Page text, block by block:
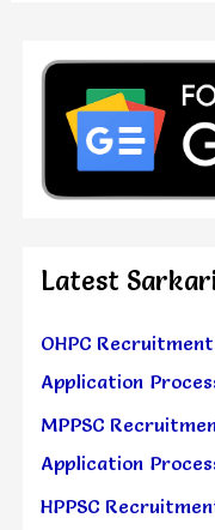
Latest
OHPC
Application
MPPSC
Application
HPPSC